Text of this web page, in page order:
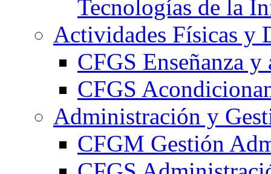
Tecnologías de la
Actividades Físicas y
CFGS Enseñanza
CFGS
Administración y
CFGM Gestión